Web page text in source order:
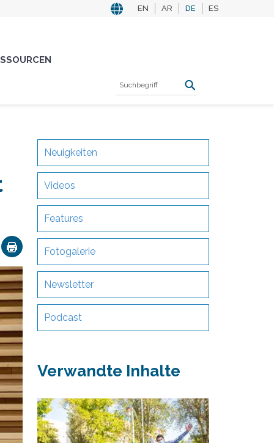
EN AR DE ES
Email
Neuigkeiten
Videos
Features
Fotogalerie
Newsletter
Podcast
Verwandte Inhalte